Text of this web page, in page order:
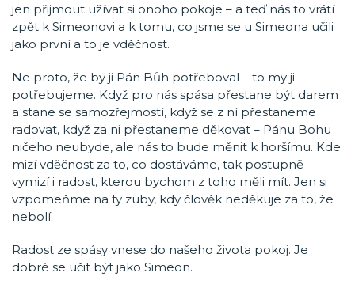
jen přijmout užívat si onoho pokoje – a teď nás to vrátí
zpět k Simeonovi a k tomu, co jsme se u Simeona učili
jako první a to je vděčnost.
Ne proto, že by ji Pán Bůh potřeboval – to my ji
potřebujeme. Když pro nás spása přestane být darem
a stane se samozřejmostí, když se z ní přestaneme
radovat, když za ni přestaneme děkovat – Pánu Bohu
ničeho neubyde, ale nás to bude měnit k horšímu. Kde
mizí vděčnost za to, co dostáváme, tak postupně
vymizí i radost, kterou bychom z toho měli mít. Jen si
vzpomeňme na ty zuby, kdy člověk neděkuje za to, že
nebolí.
Radost ze spásy vnese do našeho života pokoj. Je
dobré se učit být jako Simeon.